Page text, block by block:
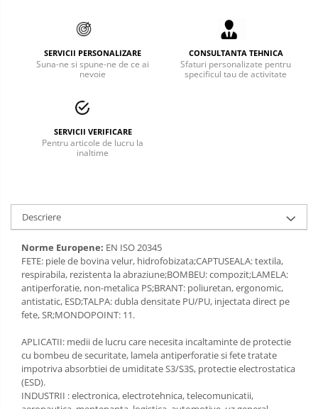
Bocanci de protectie
Accesorii
Incaltaminte alba de protectie
Incaltaminte ESD
Saboti
Manecute
Manusi fibre speciale
Manusi fibre speciale impregnate
Manusi neopren
Manusi nitril
SERVICII PERSONALIZARE
Suna-ne si spune-ne de ce ai
nevoie
CONSULTANTA TEHNICA
Sfaturi personalizate pentru
specificul tau de activitate
SERVICII VERIFICARE
Pentru articole de lucru la
inaltime
Descriere
Norme Europene: EN ISO 20345
FETE: piele de bovina velur, hidrofobizata;CAPTUSEALA: textila,
respirabila, rezistenta la abraziune;BOMBEU: compozit;LAMELA:
antiperforatie, non-metalica PS;BRANT: poliuretan, ergonomic,
antistatic, ESD;TALPA: dubla densitate PU/PU, injectata direct pe
fete, SR;MONDOPOINT: 11.
APLICATII: medii de lucru care necesita incaltaminte de protectie
cu bombeu de securitate, lamela antiperforatie si fete tratate
impotriva absorbtiei de umiditate S3/S3S, protectie electrostatica
(ESD).
INDUSTRII : electronica, electrotehnica, telecomunicatii,